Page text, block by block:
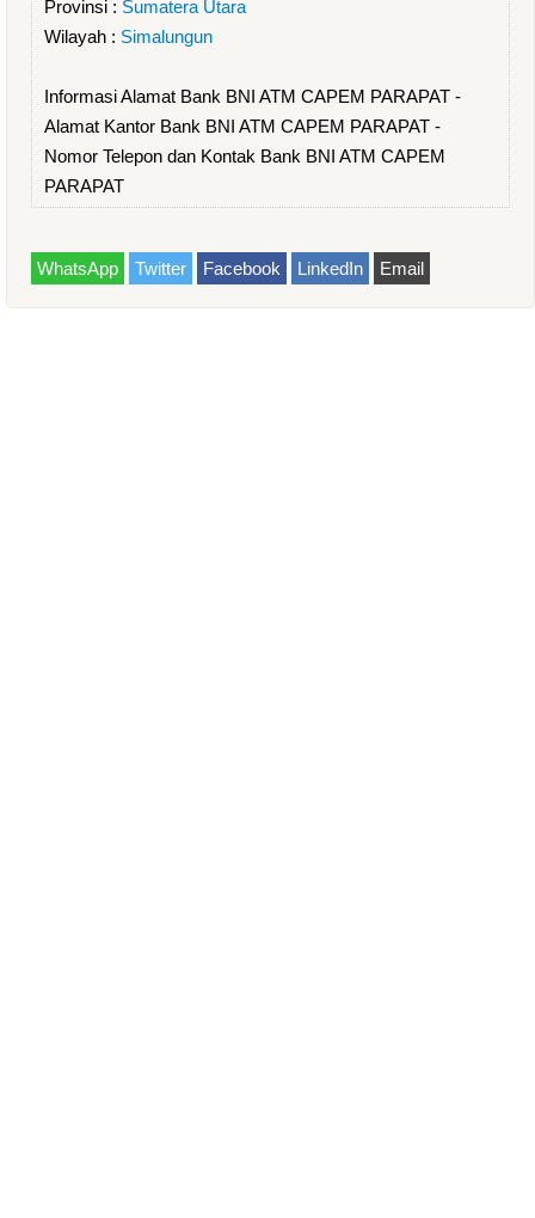
Provinsi : Sumatera Utara
Wilayah : Simalungun
Informasi Alamat Bank BNI ATM CAPEM PARAPAT -
Alamat Kantor Bank BNI ATM CAPEM PARAPAT -
Nomor Telepon dan Kontak Bank BNI ATM CAPEM
PARAPAT
WhatsApp Twitter Facebook LinkedIn Email